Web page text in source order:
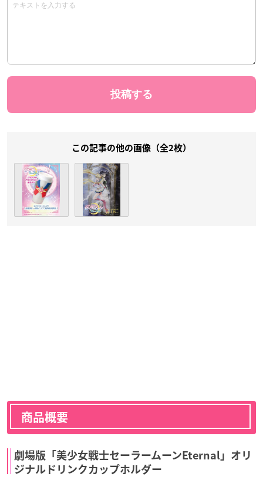
この記事の他の画像（全2枚）
商品概要
劇場版「美少女戦士セーラームーンEternal」オリ
ジナルドリンクカップホルダー